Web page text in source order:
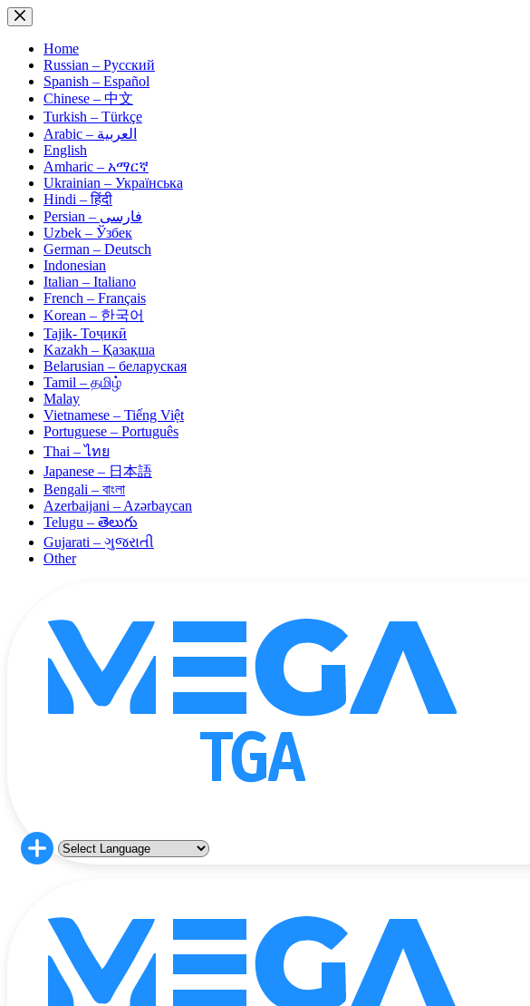
Skip
to
contentHome
Russian – Русский
Spanish – Español
Chinese – 中文
Turkish – Türkçe
Arabic – العربية
English
Amharic – አማርኛ
Ukrainian – Українська
Hindi – हिंदी
Persian – فارسی
Uzbek – Ўзбек
German – Deutsch
Indonesian
Italian – Italiano
French – Français
Korean – 한국어
Tajik- Тоҷикӣ
Kazakh – Қазақша
Belarusian – беларуская
Tamil – தமிழ்
Malay
Vietnamese – Tiếng Việt
Portuguese – Português
Thai – ไทย
Japanese – 日本語
Bengali – বাংলা
Azerbaijani – Azərbaycan
Telugu – తెలుగు
Gujarati – ગુજરાતી
Other